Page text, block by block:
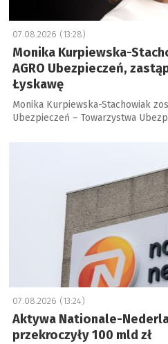
07.08.2026 (13:28)
Monika Kurpiewska-
AGRO Ubezpieczeń,
Łyskawę
Monika Kurpiewska-Stachowiak
Ubezpieczeń – Towarzystwa
07.08.2026 (13:24)
Aktywa Nationale-
przekroczyły 100 mld zł